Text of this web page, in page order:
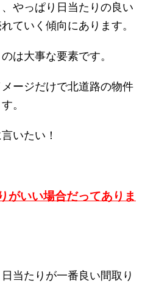
やっぱり日当たりの良い
ていく傾向にあります。
は大事な要素です。
ージだけで北道路の物件
。
いたい！
がいい場合だってありま
当たりが一番良い間取り